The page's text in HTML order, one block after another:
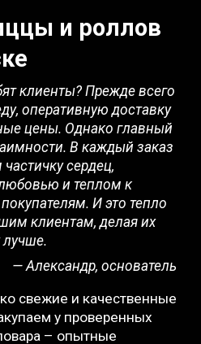
и роллов
клиенты? Прежде всего
оперативную доставку
цены. Однако главный
В каждый заказ
сердец,
и теплом к
И это тепло
клиентам, делая их
лучше.
— Александр, основатель
свежие и качественные
у проверенных
– опытные